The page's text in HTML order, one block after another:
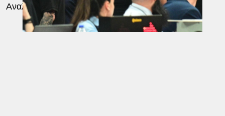
Αναλυτικά ανέφερε: